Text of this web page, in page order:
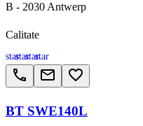
B - 2030 Antwerp
Calitate
starstarstarstar
call email favorite_border
BT SWE140L